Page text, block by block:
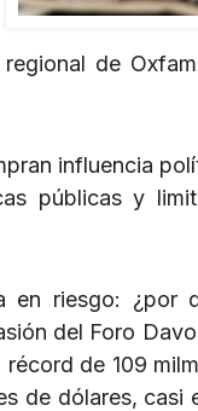
de
influencia
públicas y
en riesgo: ¿por
del Foro
de 109
de dólares, casi